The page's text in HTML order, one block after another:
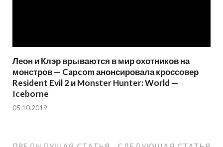
Леон и Клэр врываются в мир охотников на
монстров — Capcom анонсировала кроссовер
Resident Evil 2 и Monster Hunter: World —
Iceborne
05.10.2019